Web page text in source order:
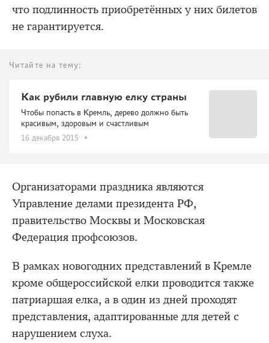
что подлинность приобретённых у них билетов
не гарантируется.
Читайте на тему:
Как рубили главную елку страны
Чтобы попасть в Кремль, дерево должно быть
красивым, здоровым и счастливым
16 декабря 2015
Организаторами праздника являются
Управление делами президента РФ,
правительство Москвы и Московская
Федерация профсоюзов.
В рамках новогодних представлений в Кремле
кроме общероссийской елки проводится также
патриаршая елка, а в один из дней проходят
представления, адаптированные для детей с
нарушением слуха.